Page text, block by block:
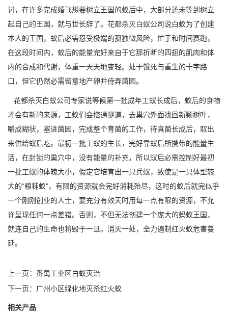
讨，在许多完成婚飞想要树立王国的蚁后中，大部分还未等到树立
起自己的王国，就与世长辞了。花都杀灭白蚁公司说白蚁为了创建
本人的王国，蚁后必需忍受极端的孤独微风险，忙于和时间赛跑，
在这段时间内，蚁后的能量完好来自于它那折断的四翅的肌肉和体
内的合成和代谢，体重一天天地变轻。处于饿死与重生的十字路
口，但它仍然必需留意地产卵并侍弄菌园。
花都杀灭白蚁公司专家说等候第一批成年工蚁长成后，蚁后的食物
才会有新的来源，工蚁们会挖通隧道，去巢穴外面找回新颖树叶，
嚼成糊状，塞进菌园，完成整个育菌的工作，待真菌长成后，取出
来供给蚁后吃。最初一批工蚁的生长，完好靠蚁后所携带的能量生
活，在封锁的巢穴中，没有能量的补充，所以蚁后必需控制好最初
一批工蚁的体魄大小，假定它培育出一只兵蚁，致使是一只体型较
大的“粮秣蚁”，有限的资源就会完好消耗殆尽，这时的蚁后就完似乎
一个刚刚创业的人士，要充分有效天时用每一点有限的资源，不允
许呈现任何一点差错。否则，不但无法创建一个庞大的蚂蚁王国，
就连自己的生命也将毁于一旦。消灭一处，全力遏制红火蚁危害蔓
延。
上一页： 番禺工业区白蚁灭治
下一页： 广州小区绿化地灭杀红火蚁
相关产品